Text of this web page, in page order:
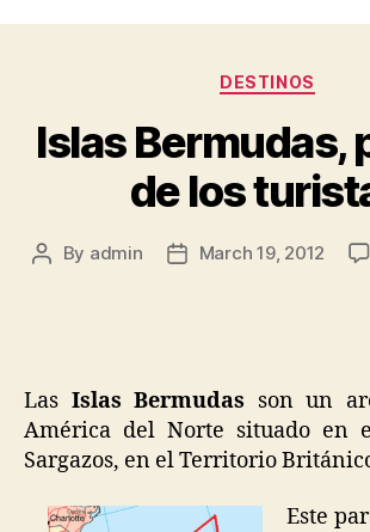
Categories
DESTINOS
Islas Bermudas,
de los
Post
By admin
PostMarch 19, 2012
Las Islas Bermudas son un
América del Norte situado en
Sargazos, en el Territorio
Este